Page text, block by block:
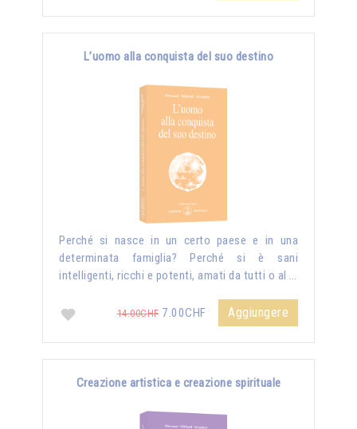
L’uomo alla conquista del suo destino
Perché si nasce in un certo paese e in una
determinata famiglia? Perché si è sani
intelligenti, ricchi e potenti, amati da tutti o al …
14.00CHF7.00CHF Aggiungere
Creazione artistica e creazione spirituale